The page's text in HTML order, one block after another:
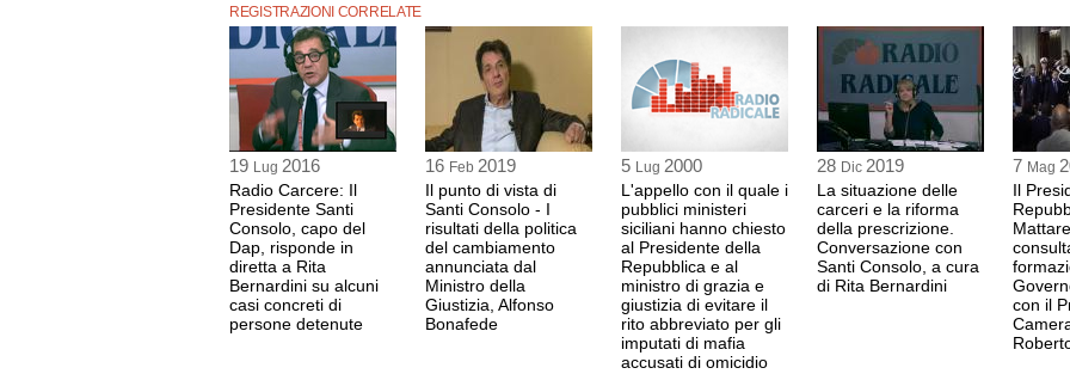
REGISTRAZIONI CORRELATE
19 Lug 2016
Radio Carcere: Il
Presidente Santi
Consolo, capo del
Dap, risponde in
diretta a Rita
Bernardini su alcuni
casi concreti di
persone detenute
16 Feb 2019
Il punto di vista di
Santi Consolo - I
risultati della politica
del cambiamento
annunciata dal
Ministro della
Giustizia, Alfonso
Bonafede
5 Lug 2000
L'appello con il quale i
pubblici ministeri
siciliani hanno chiesto
al Presidente della
Repubblica e al
ministro di grazia e
giustizia di evitare il
rito abbreviato per gli
imputati di mafia
accusati di omicidio
28 Dic 2019
La situazione delle
carceri e la riforma
della prescrizione.
Conversazione con
Santi Consolo, a cura
di Rita Bernardini
7 Mag
Il
con il